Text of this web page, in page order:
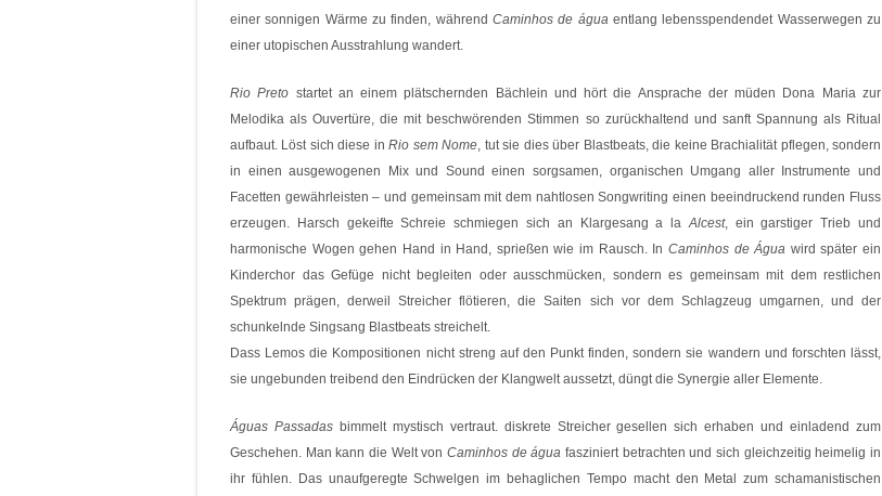
einer sonnigen Wärme zu finden, während Caminhos de águaentlang lebensspendendet Wasserwegen zu
einer utopischen Ausstrahlung wandert.
Rio Preto startet an einem plätschernden Bächlein und hört die Ansprache der müden Dona Maria zur
Melodika als Ouvertüre, die mit beschwörenden Stimmen so zurückhaltend und sanft Spannung als Ritual
aufbaut. Löst sich diese inRio sem Nome, tut sie dies über Blastbeats, die keine Brachialität pflegen, sondern
in einen ausgewogenen Mix und Sound einen sorgsamen, organischen Umgang aller Instrumente und
Facetten gewährleisten – und gemeinsam mit dem nahtlosen Songwriting einen beeindruckend runden Fluss
erzeugen. Harsch gekeifte Schreie schmiegen sich an Klargesang a laAlcest, ein garstiger Trieb und
harmonische Wogen gehen Hand in Hand, sprießen wie im Rausch. In Caminhos de Água wird später ein
Kinderchor das Gefüge nicht begleiten oder ausschmücken, sondern es gemeinsam mit dem restlichen
Spektrum prägen, derweil Streicher flötieren, die Saiten sich vor dem Schlagzeug umgarnen, und der
schunkelnde Singsang Blastbeats streichelt.
Dass Lemos die Kompositionen nicht streng auf den Punkt finden, sondern sie wandern und forschten lässt,
sie ungebunden treibend den Eindrücken der Klangwelt aussetzt, düngt die Synergie aller Elemente.
Águas Passadasbimmelt mystisch vertraut. diskrete Streicher gesellen sich erhaben und einladend zum
Geschehen. Man kann die Welt von Caminhos de água fasziniert betrachten und sich gleichzeitig heimelig in
ihr fühlen. Das unaufgeregte Schwelgen im behaglichen Tempo macht den Metal zum schamanistischen